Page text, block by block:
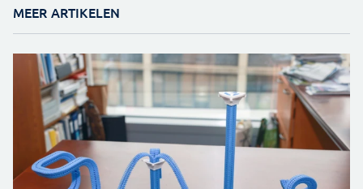
MEER ARTIKELEN